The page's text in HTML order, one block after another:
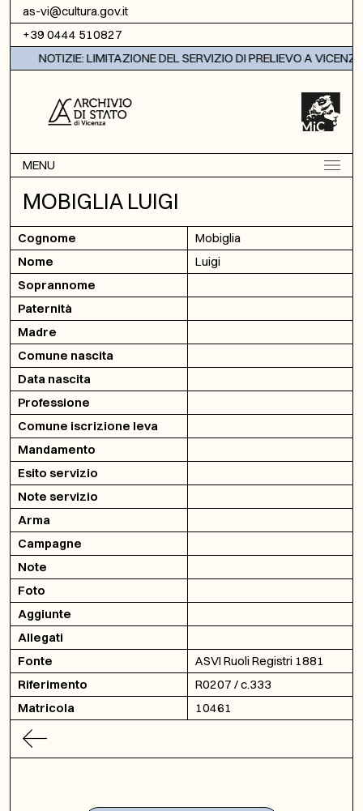
Vai al contenuto
as-vi@cultura.gov.it
+39 0444 510827
NOTIZIE: LIMITAZIONE DEL SERVIZIO DI PRELIEVO A VICENZA
MENU
MOBIGLIA LUIGI
Cognome
Mobiglia
Nome
Luigi
Soprannome
Paternità
Madre
Comune nascita
Data nascita
Professione
Comune iscrizione leva
Mandamento
Esito servizio
Note servizio
Arma
Campagne
Note
Foto
Aggiunte
Allegati
Fonte
ASVI Ruoli Registri 1881
Riferimento
R0207 / c.333
Matricola
10461